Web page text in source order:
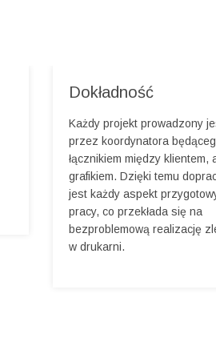
Dokładność
Każdy projekt prowadzony
przez koordynatora
łącznikiem między klientem,
grafikiem. Dzięki temu
jest każdy aspekt
pracy, co przekłada się na
bezproblemową realizację
w drukarni.